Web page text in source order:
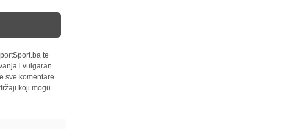
te
i vulgaran
sve komentare
koji mogu